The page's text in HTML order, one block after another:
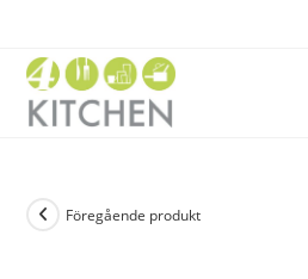
Föregående produkt